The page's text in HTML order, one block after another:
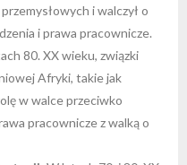
i walczył o
i prawa pracownicze.
80. XX wieku, związki
Afryki, takie jak
w walce przeciwko
pracownicze z walką o